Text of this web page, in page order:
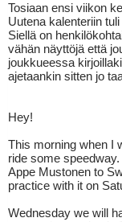
Tosiaan ensi viikon
Uutena kalenteriin
Siellä on
vähän näyttöjä että
joukkueessa
ajetaankin sitten jo
Hey!
This morning when I
ride some
Appe Mustonen to
practice with it on
Wednesday we will